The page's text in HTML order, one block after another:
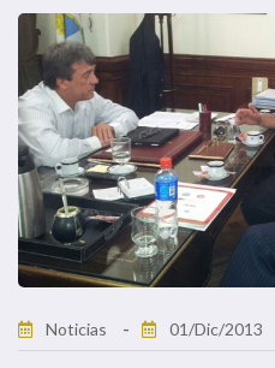
Noticias 01/Dic/2013